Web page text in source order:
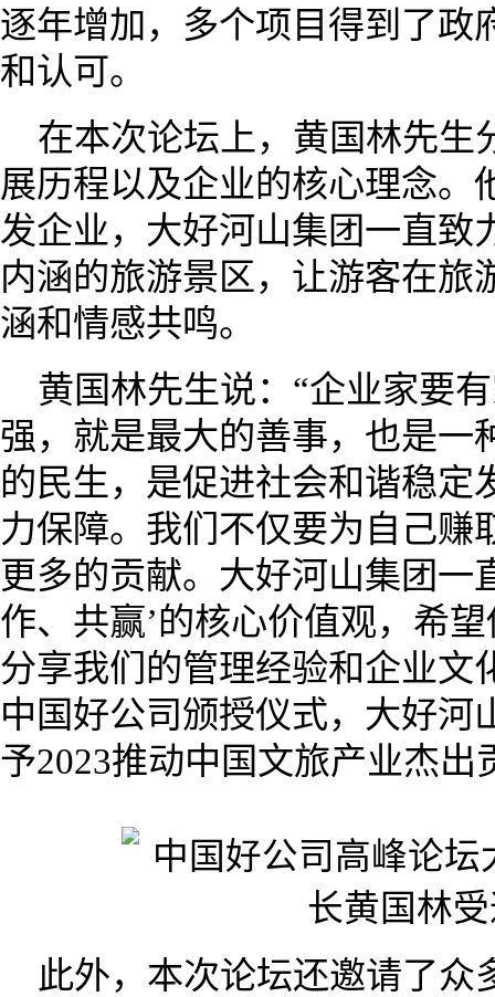
逐年增加，多个项目得到了政
和认可。
在本次论坛上，黄国林先生
展历程以及企业的核心理念。
发企业，大好河山集团一直致
内涵的旅游景区，让游客在旅
涵和情感共鸣。
黄国林先生说：“企业家要
强，就是最大的善事，也是一
的民生，是促进社会和谐稳定
力保障。我们不仅要为自己赚
更多的贡献。大好河山集团一
作、共赢’的核心价值观，希
分享我们的管理经验和企业文
中国好公司颁授仪式，大好河
予2023推动中国文旅产业杰出
此外，本次论坛还邀请了众